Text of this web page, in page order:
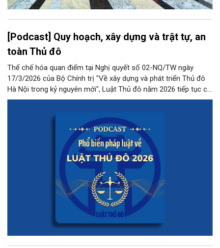
[Podcast] Quy hoạch, xây dựng và trật tự, an
toàn Thủ đô
Thể chế hóa quan điểm tại Nghị quyết số 02-NQ/TW ngày
17/3/2026 của Bộ Chính trị "Về xây dựng và phát triển Thủ đô
Hà Nội trong kỷ nguyên mới", Luật Thủ đô năm 2026 tiếp tục có
những quy định đột phá, phân quyền mạnh mẽ cho Thủ đô